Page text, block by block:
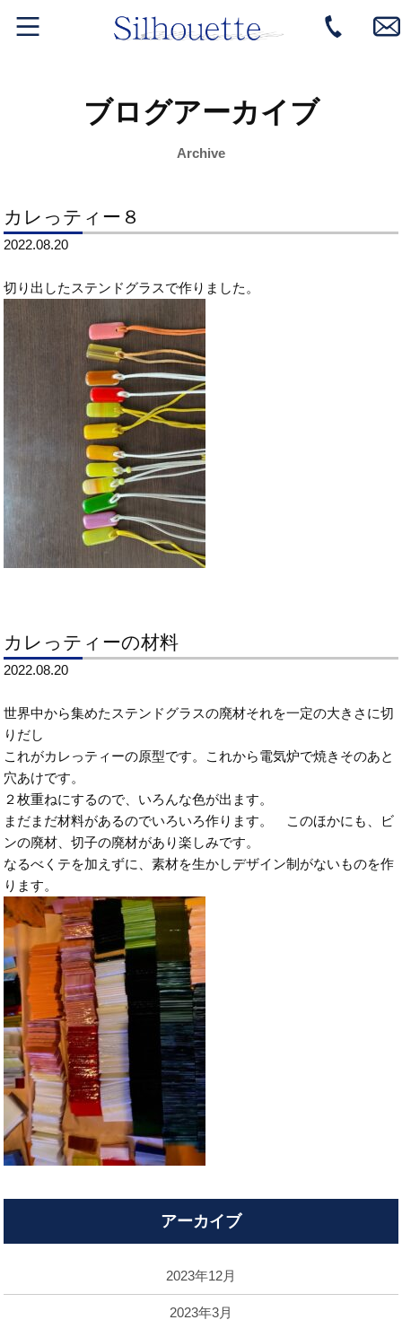
ブログアーカイブ
Archive
カレっティー８
2022.08.20
切り出したステンドグラスで作りました。
カレっティーの材料
2022.08.20
世界中から集めたステンドグラスの廃材それを一定の大きさに切
りだし
これがカレっティーの原型です。これから電気炉で焼きそのあと
穴あけです。
２枚重ねにするので、いろんな色が出ます。
まだまだ材料があるのでいろいろ作ります。 このほかにも、ビ
ンの廃材、切子の廃材があり楽しみです。
なるべくテを加えずに、素材を生かしデザイン制がないものを作
ります。
アーカイブ
2023年12月
2023年3月